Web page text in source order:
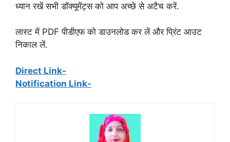
ध्यान रखें सभी डॉक्यूमेंट्स को आप अच्छे से अटैच करें.
लास्ट में PDF पीडीएफ को डाउनलोड कर लें और प्रिंट आउट
निकाल लें.
Direct Link-
Notification Link-